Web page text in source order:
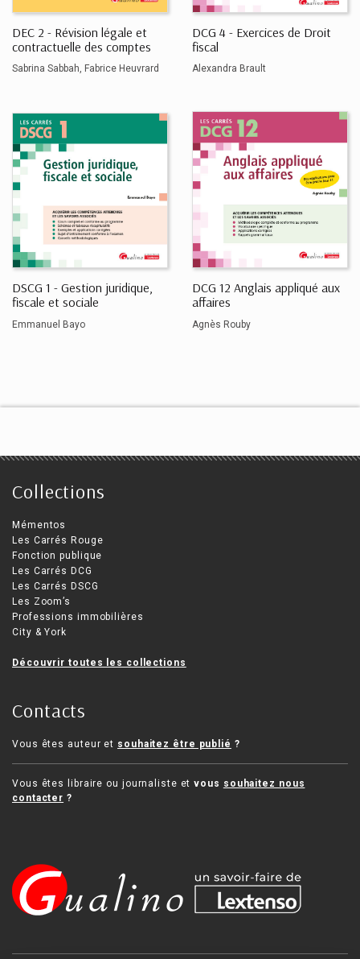
DEC 2 - Révision légale et
contractuelle des comptes
Sabrina Sabbah Fabrice Heuvrard
DCG 4 - Exercices de Droit
fiscal
Alexandra Brault
DSCG 1 - Gestion juridique,
fiscale et sociale
Emmanuel Bayo
DCG 12 Anglais appliqué aux
affaires
Agnès Rouby
Collections
Mémentos
Les Carrés Rouge
Fonction publique
Les Carrés DCG
Les Carrés DSCG
Les Zoom’s
Professions immobilières
City & York
Découvrir toutes les collections
Contacts
Vous êtes auteur et souhaitez être publié ?
Vous êtes libraire ou journaliste etvous souhaitez nous
contacter ?